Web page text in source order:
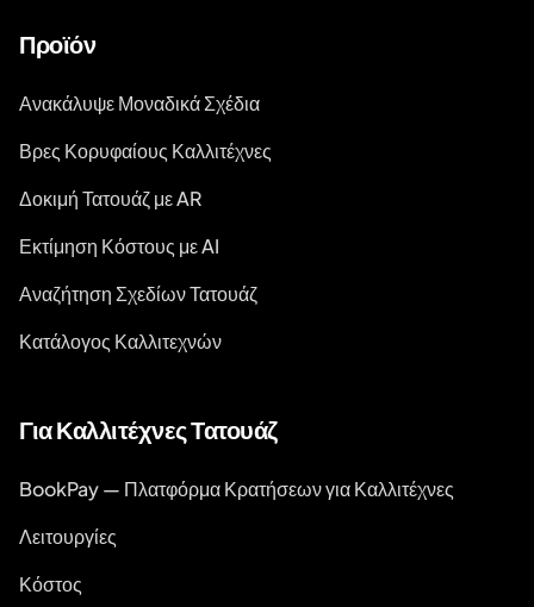
Προϊόν
Ανακάλυψε Μοναδικά Σχέδια
Βρες Κορυφαίους Καλλιτέχνες
Δοκιμή Τατουάζ με AR
Εκτίμηση Κόστους με AI
Αναζήτηση Σχεδίων Τατουάζ
Κατάλογος Καλλιτεχνών
Για Καλλιτέχνες Τατουάζ
BookPay — Πλατφόρμα Κρατήσεων για Καλλιτέχνες
Λειτουργίες
Κόστος